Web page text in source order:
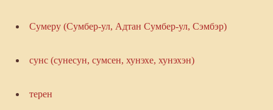
Сумеру (Сумбер-ул, Адтан Сумбер-ул, Сэмбэр)
сунс (сунесун, сумсен, хунэхе, хунэхэн)
терен